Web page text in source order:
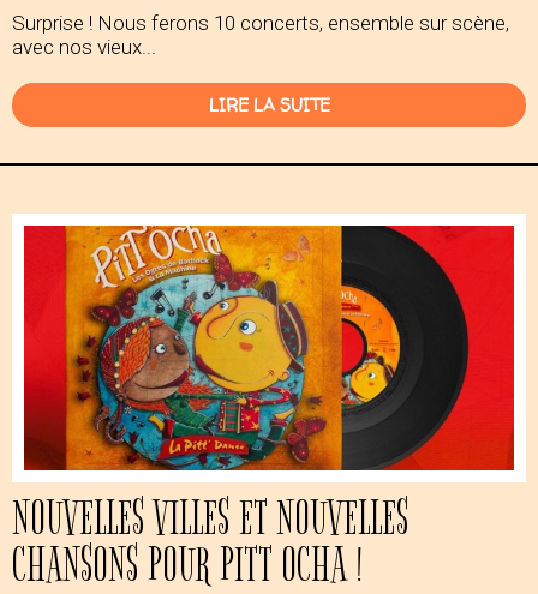
Surprise ! Nous ferons 10 concerts, ensemble sur scène,
avec nos vieux...
LIRE LA SUITE
NOUVELLES VILLES ET NOUVELLES
CHANSONS POUR PITT OCHA !